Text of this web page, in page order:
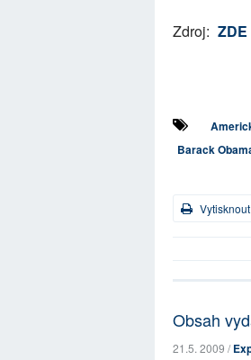
Zdroj: ZDE
Barack
Vytisknout
Obsah
21.5. 2009 /